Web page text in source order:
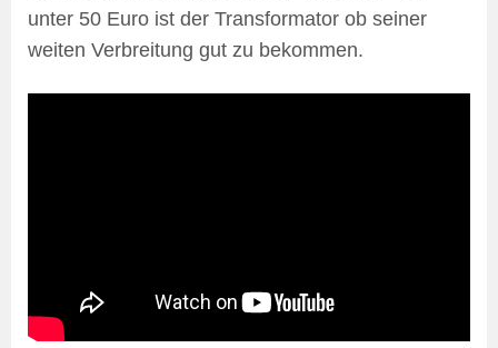
unter 50 Euro ist der Transformator ob seiner
weiten Verbreitung gut zu bekommen.